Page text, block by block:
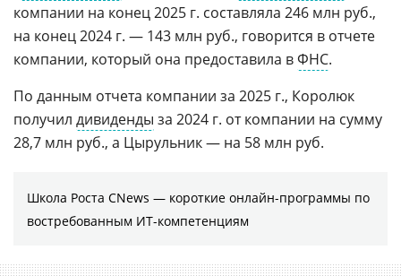
компании на конец 2025 г. составляла 246 млн руб.,
на конец 2024 г. — 143 млн руб., говорится в отчете
компании, который она предоставила вФНС.
По данным отчета компании за 2025 г., Королюк
получил дивиденды за 2024 г. от компании на сумму
28,7 млн руб., а Цырульник — на 58 млн руб.
Школа Роста CNews — короткие онлайн-программы по
востребованным ИТ-компетенциям